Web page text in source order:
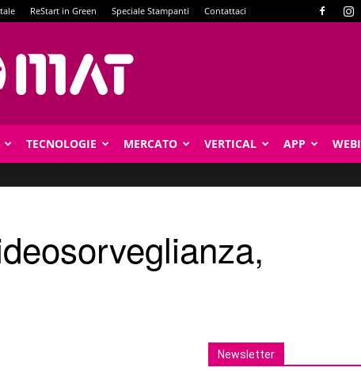
ReStart in Green Speciale Stampanti Contattaci
TECNOLOGIE MERCATO VERTICAL APP
Newsletter